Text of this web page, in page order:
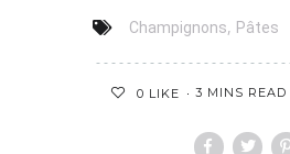
Champignons, Pâtes
0 LIKE 3 MINS READ